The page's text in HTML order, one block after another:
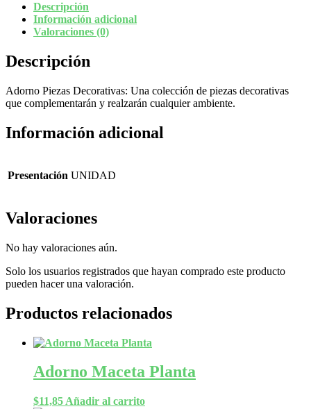
Descripción
Información adicional
Valoraciones (0)
Descripción
Adorno Piezas Decorativas: Una colección de piezas decorativas
que complementarán y realzarán cualquier ambiente.
Información adicional
Presentación UNIDAD
Valoraciones
No hay valoraciones aún.
Solo los usuarios registrados que hayan comprado este producto
pueden hacer una valoración.
Productos relacionados
Adorno Maceta Planta
$11,85 Añadir al carrito